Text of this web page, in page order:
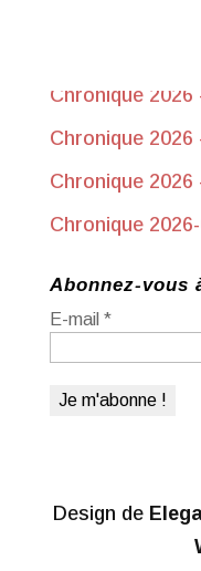
Chronique 2026
Chronique 2026
Chronique 2026
Chronique
Abonnez-vous
E-mail *
Design de